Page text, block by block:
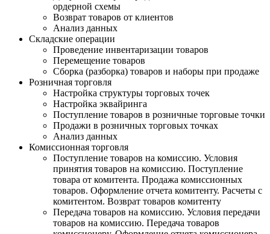
ордерной схемы
Возврат товаров от клиентов
Анализ данных
Складские операции
Проведение инвентаризации товаров
Перемещение товаров
Сборка (разборка) товаров и наборы при продаже
Розничная торговля
Настройка структуры торговых точек
Настройка эквайринга
Поступление товаров в розничные торговые точки
Продажи в розничных торговых точках
Анализ данных
Комиссионная торговля
Поступление товаров на комиссию. Условия
принятия товаров на комиссию. Поступление
товара от комитента. Продажа комиссионных
товаров. Оформление отчета комитенту. Расчеты с
комитентом. Возврат товаров комитенту
Передача товаров на комиссию. Условия передачи
товаров на комиссию. Передача товаров